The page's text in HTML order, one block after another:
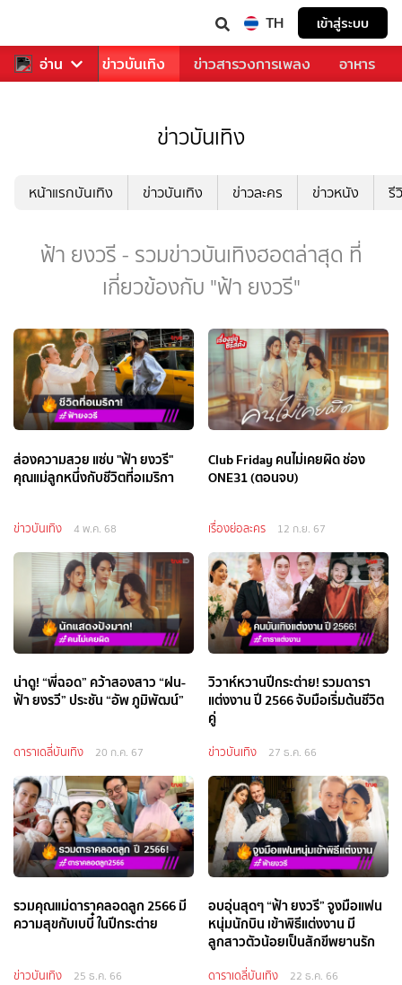
TH เข้าสู่ระบบ
อ่าน
ฬา ข่าว ข่าวบันเทิง ข่าวสารวงการเพลง อาหาร
ข่าวบันเทิง
หน้าแรกบันเทิง ข่าวบันเทิง ข่าวละคร ข่าวหนัง รี
ฟ้า ยงวรี - รวมข่าวบันเทิงฮอตล่าสุด ที่
เกี่ยวข้องกับ "ฟ้า ยงวรี"
ส่องความสวย แซ่บ "ฟ้า ยงวรี"
คุณแม่ลูกหนึ่งกับชีวิตที่อเมริกา
ข่าวบันเทิง 4 พ.ค. 68
Club Friday คนไม่เคยผิด ช่อง
ONE31 (ตอนจบ)
เรื่องย่อละคร 12 ก.ย. 67
น่าดู! “พี่ฉอด” คว้าสองสาว “ฝน-
ฟ้า ยงรวี” ประชัน “อัพ ภูมิพัฒน์”
ดาราเดลี่บันเทิง 20 ก.ค. 67
วิวาห์หวานปีกระต่าย! รวมดารา
แต่งงาน ปี 2566 จับมือเริ่มต้นชีวิต
คู่
ข่าวบันเทิง 27 ธ.ค. 66
รวมคุณแม่ดาราคลอดลูก 2566 มี
ความสุขกับเบบี๋ ในปีกระต่าย
ข่าวบันเทิง 25 ธ.ค. 66
อบอุ่นสุดๆ “ฟ้า ยงวรี” จูงมือแฟน
หนุ่มนักบิน เข้าพิธีแต่งงาน มี
ลูกสาวตัวน้อยเป็นสักขีพยานรัก
ดาราเดลี่บันเทิง 22 ธ.ค. 66